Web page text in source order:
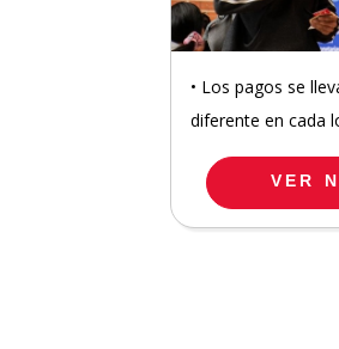
• Los pagos se
diferente en cada
VER